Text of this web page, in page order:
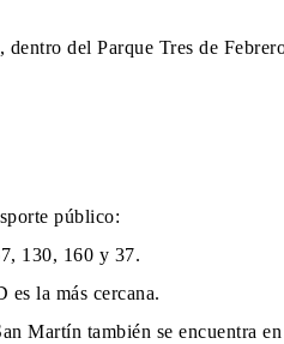
del Parque Tres de
público:
130, 160 y 37.
es la más cercana.
Martín también se encuentra